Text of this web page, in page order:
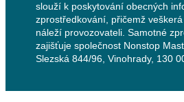
slouží k poskytování obecných
zprostředkování, přičemž
náleží provozovateli. Samotné
zajišťuje společnost Nonstop
Slezská 844/96, Vinohrady, 130